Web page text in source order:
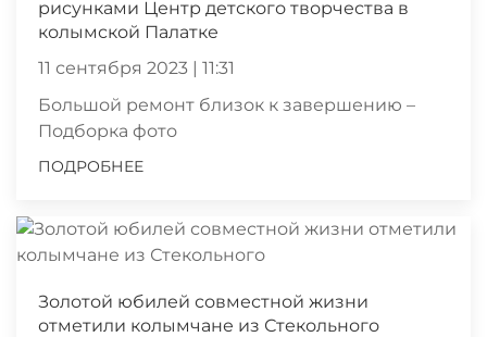
рисунками Центр детского творчества в
колымской Палатке
11 сентября 2023 | 11:31
Большой ремонт близок к завершению –
Подборка фото
ПОДРОБНЕЕ
Золотой юбилей совместной жизни
отметили колымчане из Стекольного